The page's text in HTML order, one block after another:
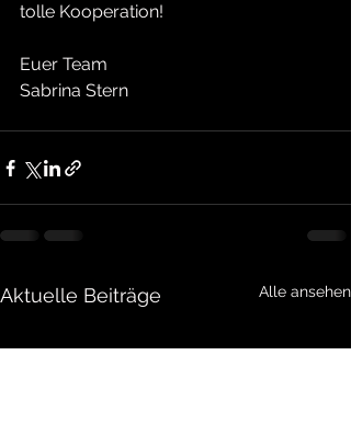
tolle Kooperation!
Euer Team
Sabrina Stern
Aktuelle Beiträge Alle ansehen